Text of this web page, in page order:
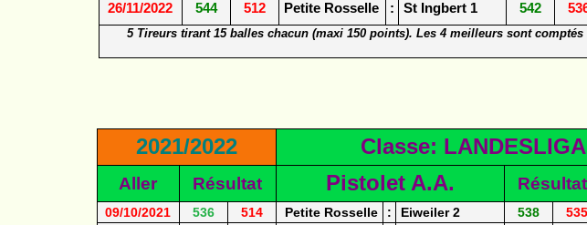
26/11/2022 544 512 Petite Rosselle : St Ingbert 1 542
5 Tireurs tirant 15 balles chacun (maxi 150 points). Les 4 meilleurs sont comptés
2021/2022 Classe: LANDESLIGA
Aller Résultat Pistolet A.A. Résultat
09/10/2021 536 514 Petite Rosselle : Eiweiler 2 538 535